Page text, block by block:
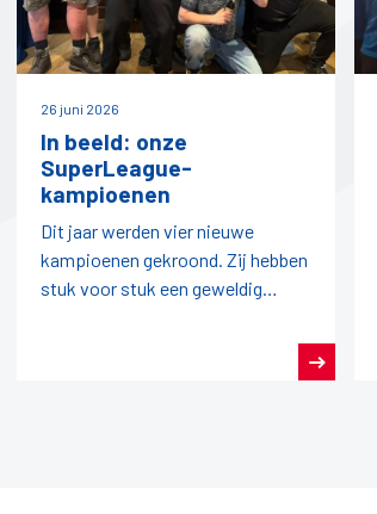
26 juni 2026
In beeld: onze
SuperLeague-
kampioenen
Dit jaar werden vier nieuwe
kampioenen gekroond. Zij hebben
stuk voor stuk een geweldig